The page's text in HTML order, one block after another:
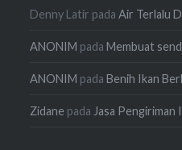
Denny Latir padaAir Terlalu
ANONIM padaMembuat
ANONIM padaBenih Ikan
Zidane pada Jasa Pengiriman